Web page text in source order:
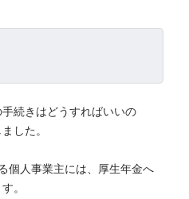
続きはどうすればいいの
した。
個人事業主には、厚生年金へ
。